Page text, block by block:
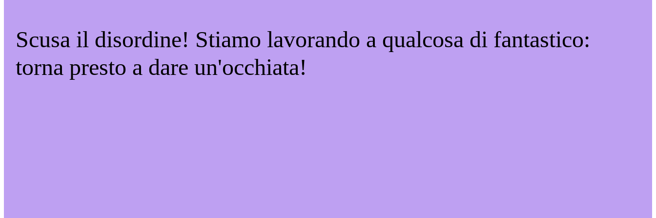
Scusa il disordine! Stiamo lavorando a qualcosa di fantastico:
torna presto a dare un'occhiata!